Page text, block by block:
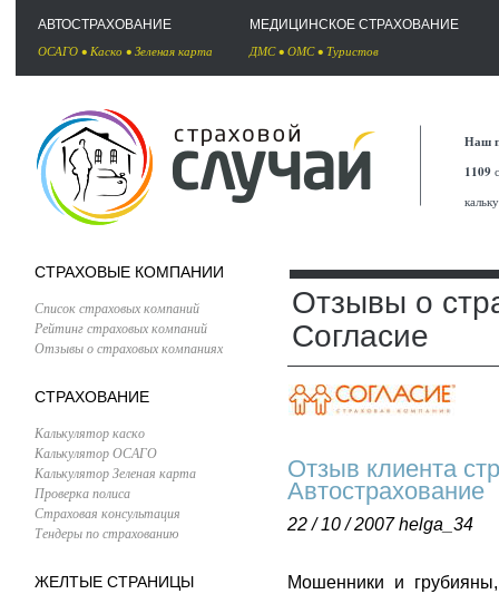
АВТОСТРАХОВАНИЕ
ОСАГО • Каско • Зеленая карта
МЕДИЦИНСКОЕ СТРАХОВАНИЕ
ДМС• ОМС• Туристов
Наш
1109
СТРАХОВЫЕ КОМПАНИИ
Список страховых компаний
Рейтинг страховых компаний
Отзывы о страховых компаниях
СТРАХОВАНИЕ
Калькулятор каско
Калькулятор ОСАГО
Калькулятор Зеленая карта
Проверка полиса
Страховая консультация
Тендеры по страхованию
ЖЕЛТЫЕ СТРАНИЦЫ
Отзывы о
Согласие
Отзыв клиента
Автострахование
22 / 10 / 2007helga_34
Мошенники и